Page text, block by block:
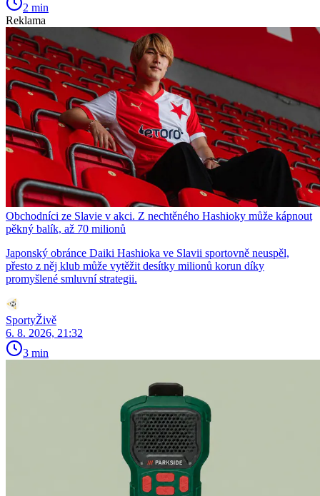
2 min
Reklama
Obchodníci ze Slavie v akci. Z nechtěného Hashioky může kápnout
pěkný balík, až 70 milionů
Japonský obránce Daiki Hashioka ve Slavii sportovně neuspěl,
přesto z něj klub může vytěžit desítky milionů korun díky
promyšlené smluvní strategii.
SportyŽivě
6. 8. 2026, 21:32
3 min